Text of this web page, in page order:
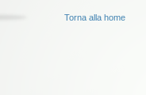
Torna alla home